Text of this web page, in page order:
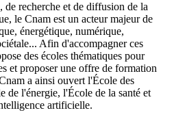
de recherche et de diffusion de la
le Cnam est un acteur majeur de
énergétique, numérique,
Afin d'accompagner ces
des écoles thématiques pour
et proposer une offre de formation
a ainsi ouvert l'École des
de l'énergie, l'École de la santé et
artificielle.